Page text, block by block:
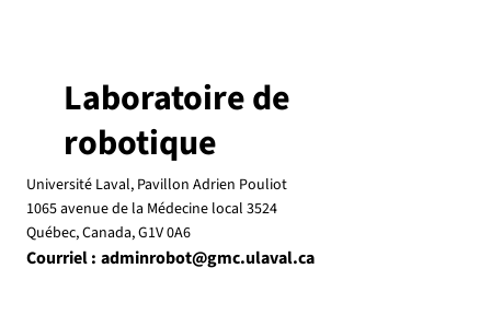
Laboratoire de
robotique
Courriel : adminrobot@gmc.ulaval.ca
Université Laval, Pavillon Adrien Pouliot
1065 avenue de la Médecine local 3524
Québec, Canada, G1V 0A6